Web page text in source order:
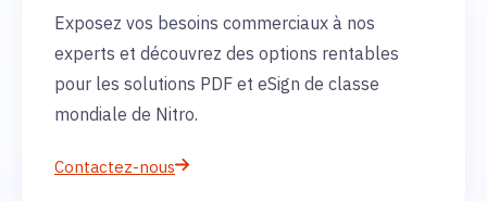
Exposez vos besoins commerciaux à nos
experts et découvrez des options rentables
pour les solutions PDF et eSign de classe
mondiale de Nitro.
Contactez-nous